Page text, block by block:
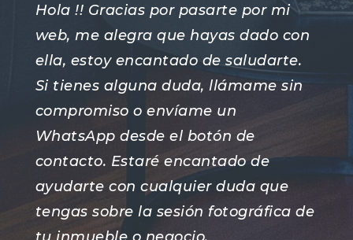
Hola !! Gracias por pasarte por mi
web, me alegra que hayas dado con
ella, estoy encantado de saludarte.
Si tienes alguna duda, llámame sin
compromiso o envíame un
WhatsApp desde el botón de
contacto. Estaré encantado de
ayudarte con cualquier duda que
tengas sobre la sesión fotográfica de